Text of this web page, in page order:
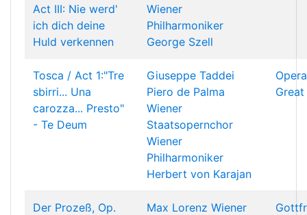
Act III: Nie werd'
ich dich deine
Huld verkennen
Wiener
Philharmoniker
George Szell
Tosca / Act 1:"Tre
sbirri... Una
carozza... Presto"
- Te Deum
Giuseppe Taddei
Piero de Palma
Wiener
Staatsopernchor
Wiener
Philharmoniker
Herbert von Karajan
Der Prozeß, Op.
Max Lorenz Wiener